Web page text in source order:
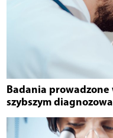
Badania prowadzone
szybszym